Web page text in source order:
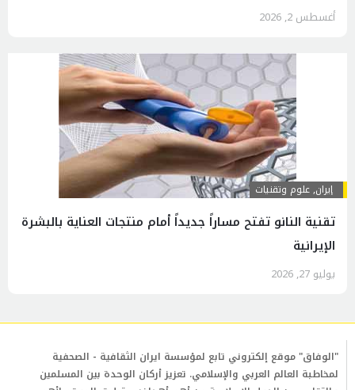
أغسطس 2, 2026
إيران,علوم وتقنيات
تقنية النانو تفتح مساراً جديداً أمام منتجات العناية بالبشرة
الإيرانية
يوليو 27, 2026
"الوفاق" موقع إلكتروني تابع لمؤسسة ايران الثقافية - الصحفية
لمخاطبة العالم العربي والإسلامي. تعزيز أركان الوحدة بين المسلمين